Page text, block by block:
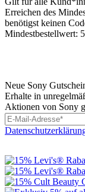
Erreichen des
benötigst keinen
Mindestbestellwert:
Neue Sony
Erhalte in
Aktionen von Sony